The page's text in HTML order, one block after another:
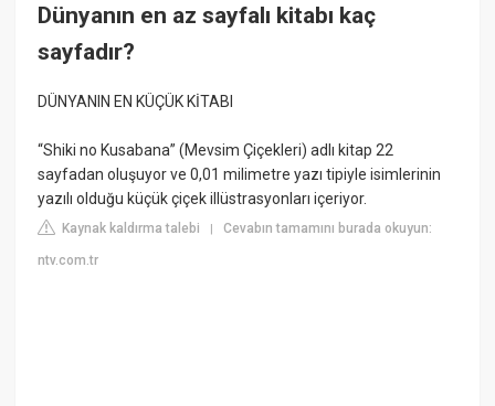
Dünyanın en az sayfalı kitabı kaç
sayfadır?
DÜNYANIN EN KÜÇÜK KİTABI
“Shiki no Kusabana” (Mevsim Çiçekleri) adlı kitap 22
sayfadan oluşuyor ve 0,01 milimetre yazı tipiyle isimlerinin
yazılı olduğu küçük çiçek illüstrasyonları içeriyor.
Kaynak kaldırma talebi |Cevabın tamamını burada okuyun:
ntv.com.tr